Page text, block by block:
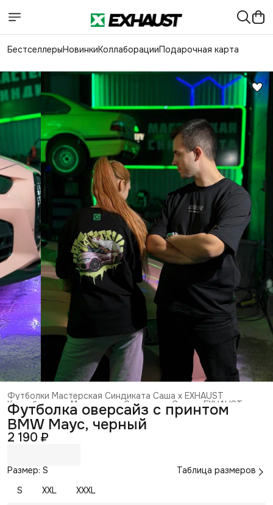
БестселлерыНовинкиКоллаборацииПодарочная карта
Футболки Мастерская Синдиката Саша x EXHAUST
Коллаборация Мастерская Синдиката Саша x EXHAUST
Коллаборации с блогерами
Главная ›
Футболка оверсайз с принтом
BMW Маус, черный
2 190 ₽
Размер: S
Таблица размеров
S
XXL XXXL